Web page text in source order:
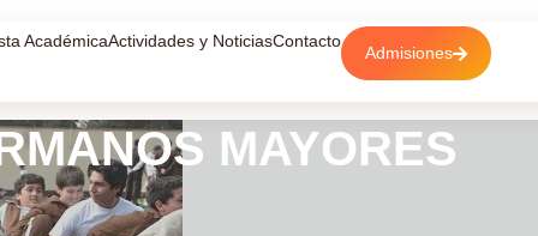
AcadémicaActividades y NoticiasContacto
Admisiones
MAYORES